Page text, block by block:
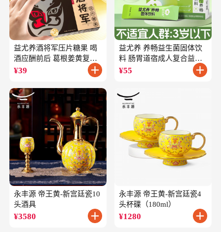
益尤养酒将军压片糖果 喝
酒应酬前后 葛根姜黄复合
成分
¥39
益尤养 养畅益生菌固体饮
料 肠胃道宿成人复合益生
元
¥55
永丰源 帝王黄-新宫廷瓷10
头酒具
¥3580
永丰源 帝王黄-新宫廷瓷4
头杯碟（180ml）
¥1280